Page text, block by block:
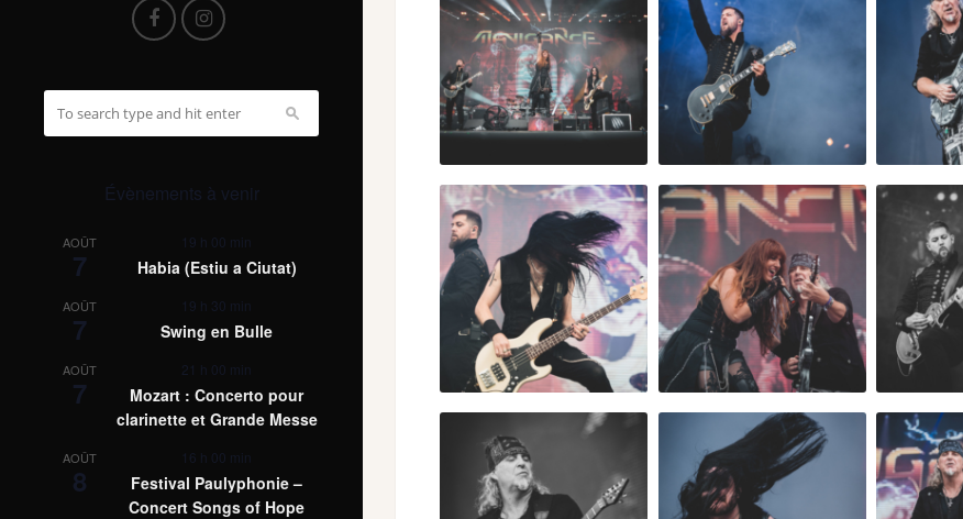
Évènements à venir
AOÛT
7
19 h 00 min
Habia (Estiu a Ciutat)
AOÛT
7
19 h 30 min
Swing en Bulle
AOÛT
7
21 h 00 min
Mozart : Concerto pour
clarinette et Grande Messe
AOÛT
8
16 h 00 min
Festival Paulyphonie –
Concert Songs of Hope